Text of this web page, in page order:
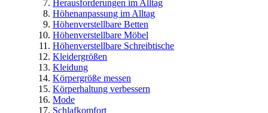
Herausforderungen im Alltag
Höhenanpassung im Alltag
Höhenverstellbare Betten
Höhenverstellbare Möbel
Höhenverstellbare Schreibtische
Kleidergrößen
Kleidung
Körpergröße messen
Körperhaltung verbessern
Mode
Schlafkomfort